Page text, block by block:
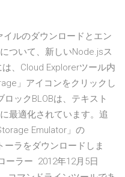
イルのダウンロードとエン
ついて、新しいNode.jsス
、Cloud Explorerツール内
」アイコンをクリックし
ックBLOBは、テキスト
最適化されています。追
Emulator」の
ーラをダウンロードしま
ーラー 2012年12月5日